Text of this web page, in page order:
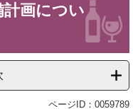
計画につい
ページID：0059789